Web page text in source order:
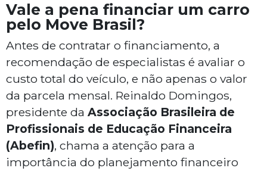
Vale a pena financiar um carro
pelo Move Brasil?
Antes de contratar o financiamento, a
recomendação de especialistas é avaliar o
custo total do veículo, e não apenas o valor
da parcela mensal. Reinaldo Domingos,
presidente da Associação Brasileira de
Profissionais de Educação Financeira
(Abefin), chama a atenção para a
importância do planejamento financeiro